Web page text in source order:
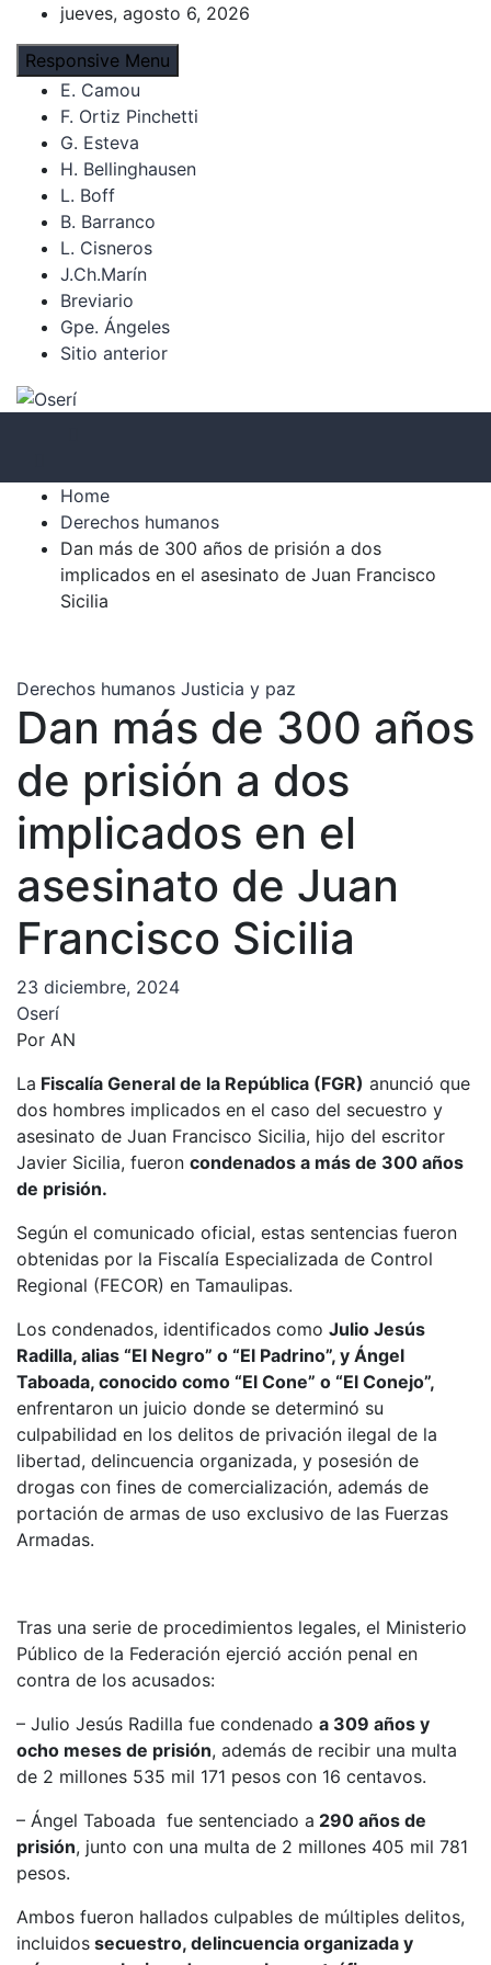
content
jueves, agosto 6, 2026
Responsive Menu
E. Camou
F. Ortiz Pinchetti
G. Esteva
H. Bellinghausen
L. Boff
B. Barranco
L. Cisneros
J.Ch.Marín
Breviario
Gpe. Ángeles
Sitio anterior
Home
Derechos humanos
Dan más de 300 años de prisión a dos
implicados en el asesinato de Juan Francisco
Sicilia
Derechos humanos Justicia y paz
Dan más de 300 años
de prisión a dos
implicados en el
asesinato de Juan
Francisco Sicilia
23 diciembre, 2024
Oserí
Por AN
La Fiscalía General de la República (FGR) anunció que
dos hombres implicados en el caso del secuestro y
asesinato de Juan Francisco Sicilia, hijo del escritor
Javier Sicilia, fueron condenados a más de 300 años
de prisión.
Según el comunicado oficial, estas sentencias fueron
obtenidas por la Fiscalía Especializada de Control
Regional (FECOR) en Tamaulipas.
Los condenados, identificados como Julio Jesús
Radilla, alias “El Negro” o “El Padrino”, y Ángel
Taboada, conocido como “El Cone” o “El Conejo”,
enfrentaron un juicio donde se determinó su
culpabilidad en los delitos de privación ilegal de la
libertad, delincuencia organizada, y posesión de
drogas con fines de comercialización, además de
portación de armas de uso exclusivo de las Fuerzas
Armadas.
Tras una serie de procedimientos legales, el Ministerio
Público de la Federación ejerció acción penal en
contra de los acusados:
– Julio Jesús Radilla fue condenado a 309 años y
ocho meses de prisión, además de recibir una multa
de 2 millones 535 mil 171 pesos con 16 centavos.
– Ángel Taboada fue sentenciado a 290 años de
prisión, junto con una multa de 2 millones 405 mil 781
pesos.
Ambos fueron hallados culpables de múltiples delitos,
incluidos secuestro, delincuencia organizada y